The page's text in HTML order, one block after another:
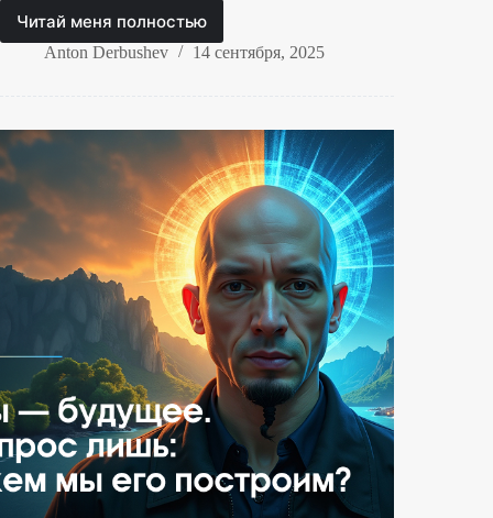
Читай меня полностью
Маркетинговая
воронка
От
привлечения
до
лояльности
Anton Derbushev 14 сентября, 2025